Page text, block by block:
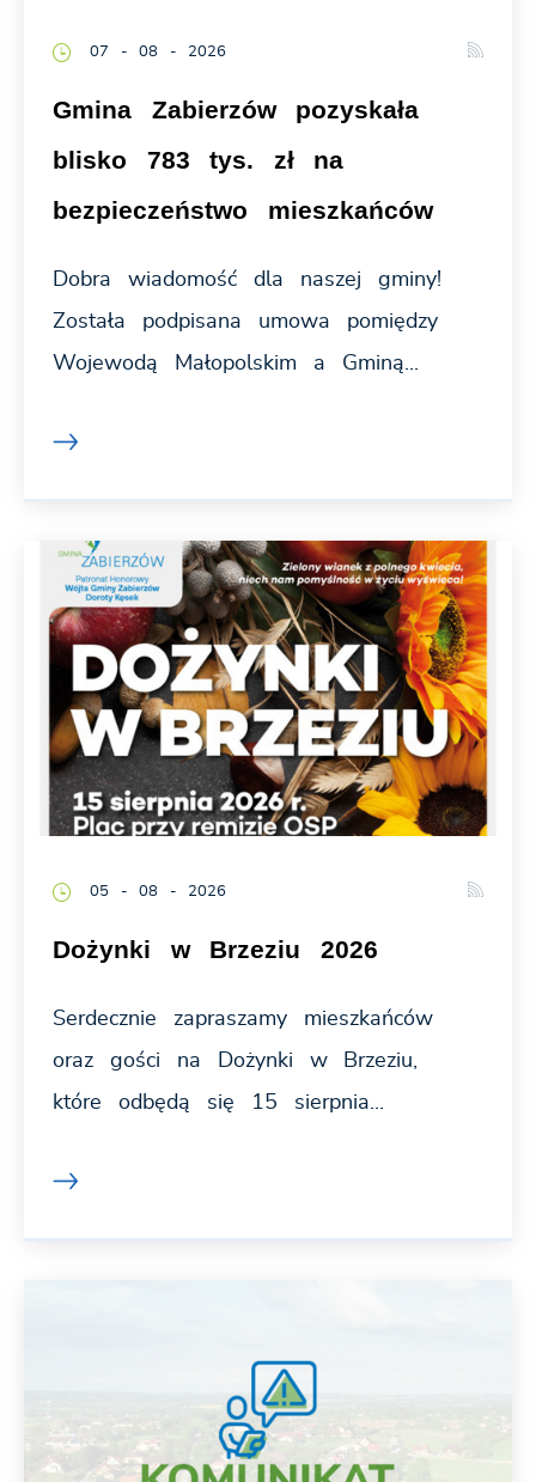
07 - 08 - 2026
Gmina Zabierzów pozyskała
blisko 783 tys. zł na
bezpieczeństwo mieszkańców
Dobra wiadomość dla naszej gminy!
Została podpisana umowa pomiędzy
Wojewodą Małopolskim a Gminą...
05 - 08 - 2026
Dożynki w Brzeziu 2026
Serdecznie zapraszamy mieszkańców
oraz gości na Dożynki w Brzeziu,
które odbędą się 15 sierpnia...